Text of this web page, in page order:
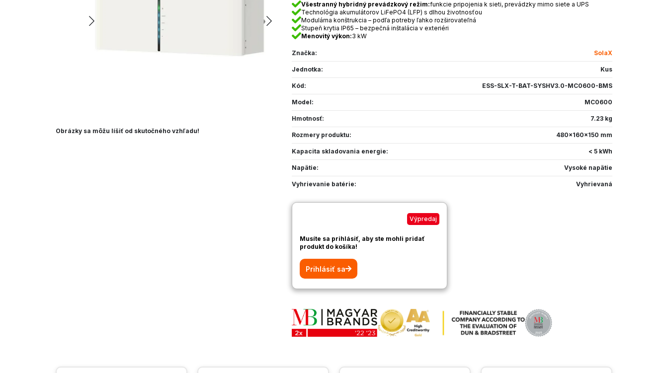
Obrázky sa môžu líšiť od skutočného vzhľadu!
Všestranný hybridný prevádzkový režim:funkcie pripojenia k sieti, prevádzky mimo siete a UPS
Technológia akumulátorov LiFePO4 (LFP) s dlhou životnosťou
Modulárna konštrukcia – podľa potreby ľahko rozširovateľná
Stupeň krytia IP65 – bezpečná inštalácia v exteriéri
Menovitý výkon:3 kW
Značka: SolaX
Jednotka: Kus
Kód: ESS-SLX-T-BAT-SYSHV3.0-MC0600-BMS
Model: MC0600
Hmotnosť: 7.23 kg
Rozmery produktu: 480x160x150 mm
Kapacita skladovania energie: < 5 kWh
Napätie: Vysoké napätie
Vyhrievanie batérie: Vyhrievaná
Výpredaj
Musíte sa prihlásiť, aby ste mohli pridať
produkt do košíka!
Prihlásiť sa